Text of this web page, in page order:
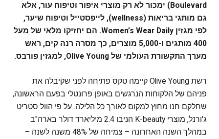
Boulevard) ימכור לא רק מוצרי איפור וטיפוח עור, אלא
גם מותגי בריאות (wellness), לייפסטייל וטיפוח שיער,
לפי מגזין Women’s Wear Daily. הם יחזיקו מלאי של מעל
400 מותגים ו-5,000 מוצרים, כך מסרה רנה קים, ראש
מערך התקשורת העולמי של Olive Young, למגזין פורבס.
רשת Olive Young קיימה טקס פתיחה לפני שקיבלה את
פניהם של הלקוחות הנרגשים באופן פרונטלי בפעם הראשונה,
שחלקם חנו מחוץ למקום לאורך כל הלילה. על פי הוול סטריט
ג'ורנל, מוצרי K-beauty הניבו 2.4 מיליארד דולר בארה"ב
במהלך השנה האחרונה – צמיחה של 48% משנה לשנה –